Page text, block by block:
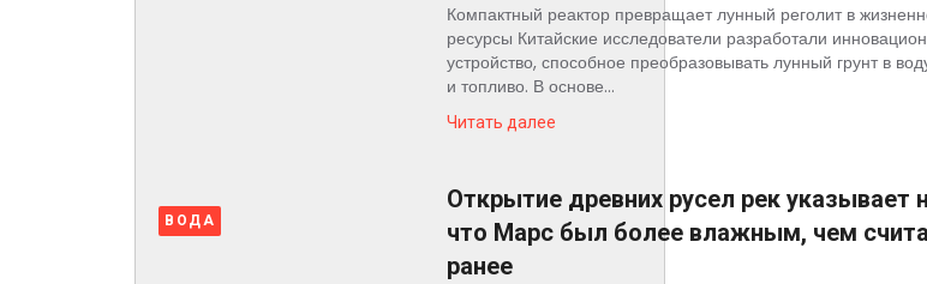
Компактный реактор превращает лунный реголит в
ресурсы Китайские исследователи разработали
устройство, способное преобразовывать лунный грунт в
и топливо. В основе...
Читать далее
ВОДА
Открытие древних русел рек указывает
что Марс был более влажным, чем
ранее